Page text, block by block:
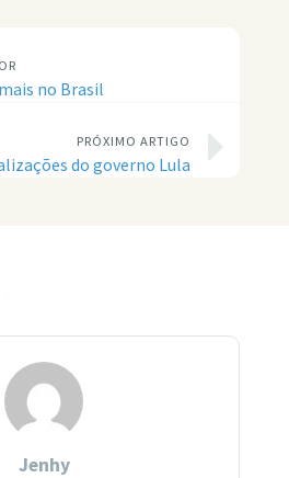
no Brasil
PRÓXIMO ARTIGO
do governo Lula
Jenhy